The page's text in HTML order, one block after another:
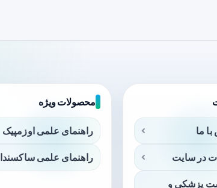
ما
در سایت
پزشکی و
محصولات ویژه
راهنمای علمی اوزمپیک
راهنمای علمی ساکسندا